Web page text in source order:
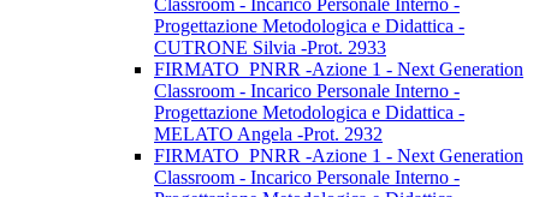
Classroom - Incarico Personale Interno -
Progettazione Metodologica e Didattica -
CUTRONE Silvia -Prot. 2933
FIRMATO_PNRR -Azione 1 - Next Generation
Classroom - Incarico Personale Interno -
Progettazione Metodologica e Didattica -
MELATO Angela -Prot. 2932
FIRMATO_PNRR -Azione 1 - Next Generation
Classroom - Incarico Personale Interno -